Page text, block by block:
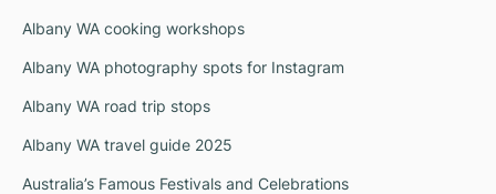
Albany WA cooking workshops
Albany WA photography spots for Instagram
Albany WA road trip stops
Albany WA travel guide 2025
Australia’s Famous Festivals and Celebrations